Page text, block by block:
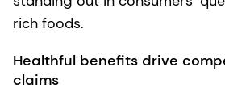
rich foods.
Healthful benefits drive
claims